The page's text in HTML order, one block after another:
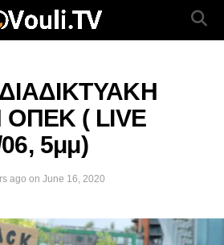
( LIVE
5μμ)
ago on June 16, 2020